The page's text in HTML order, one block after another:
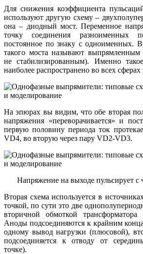
Для снижения коэффициента
используют другую схему –
она – диодный мост. Переменное
точку соединения разноименных
постоянное по знаку с одноименных.
такого моста называют
не стабилизированным). Именно
наиболее распространено во всех
На эпюрах вы видим, что обе вторая
напряжения «переворачивается» и
первую половину периода ток
VD4, во вторую через пару VD2-VD3.
Напряжение на выходе пульсирует с
Вторая схема используется в
точкой, по сути это две
вторичной обмоткой
Аноды подсоединяются к крайним
одному вывод нагрузки (плюсовой),
подсоединяется к отводу от
точке).